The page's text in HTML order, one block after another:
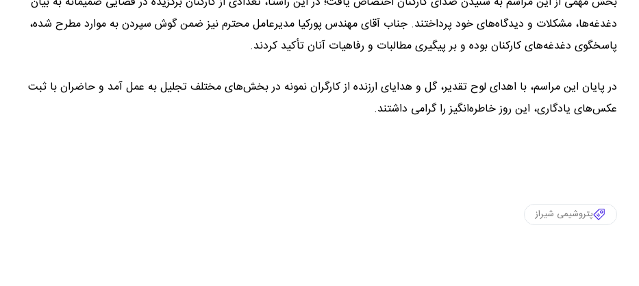
دغدغه‌ها، مشکلات و دیدگاه‌های خود پرداختند. جناب آقای مهندس پورکیا مدیرعامل محترم نیز ضمن گوش سپردن به موارد مطرح شده،
پاسخگوی دغدغه‌های کارکنان بوده و بر پیگیری مطالبات و رفاهیات آنان تأکید کردند.
در پایان این مراسم، با اهدای لوح تقدیر، گل و هدایای ارزنده از کارگران نمونه در بخش‌های مختلف تجلیل به عمل آمد و حاضران با ثبت
عکس‌های یادگاری، این روز خاطره‌انگیز را گرامی داشتند.
پتروشیمی شیراز